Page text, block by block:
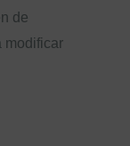
de
modificar